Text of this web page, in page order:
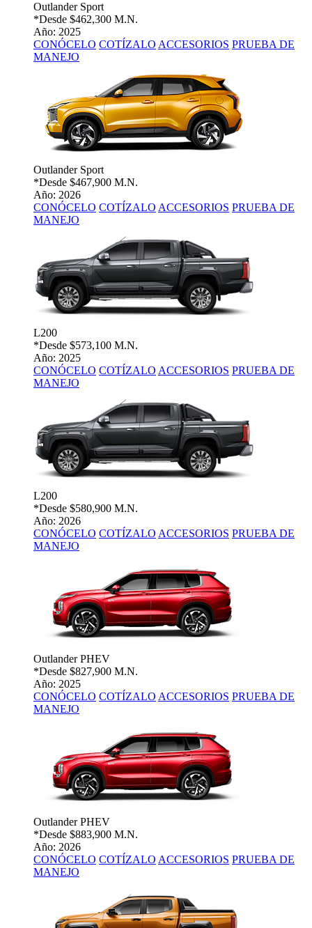
Outlander Sport
*Desde $462,300 M.N.
Año: 2025
CONÓCELO COTÍZALO ACCESORIOS PRUEBA DE
MANEJO
Outlander Sport
*Desde $467,900 M.N.
Año: 2026
CONÓCELO COTÍZALO ACCESORIOS PRUEBA DE
MANEJO
L200
*Desde $573,100 M.N.
Año: 2025
CONÓCELO COTÍZALO ACCESORIOS PRUEBA DE
MANEJO
L200
*Desde $580,900 M.N.
Año: 2026
CONÓCELO COTÍZALO ACCESORIOS PRUEBA DE
MANEJO
Outlander PHEV
*Desde $827,900 M.N.
Año: 2025
CONÓCELO COTÍZALO ACCESORIOS PRUEBA DE
MANEJO
Outlander PHEV
*Desde $883,900 M.N.
Año: 2026
CONÓCELO COTÍZALO ACCESORIOS PRUEBA DE
MANEJO